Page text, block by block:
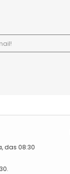
das 08:30